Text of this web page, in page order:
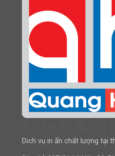
Dịch vụ in ấn chất lượng tại